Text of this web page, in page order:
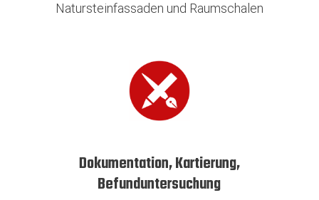
Natursteinfassaden und Raumschalen
Dokumentation, Kartierung,
Befunduntersuchung